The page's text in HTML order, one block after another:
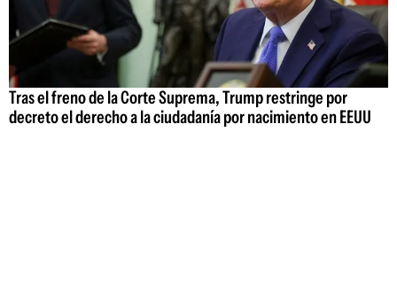
Tras el freno de la Corte Suprema, Trump restringe por
decreto el derecho a la ciudadanía por nacimiento en EEUU